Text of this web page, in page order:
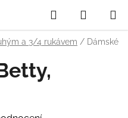
Hledat
KOŠÍK
a 3/4 rukávem / Dámské